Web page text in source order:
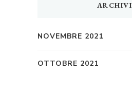
ARCHIVI
NOVEMBRE 2021
OTTOBRE 2021